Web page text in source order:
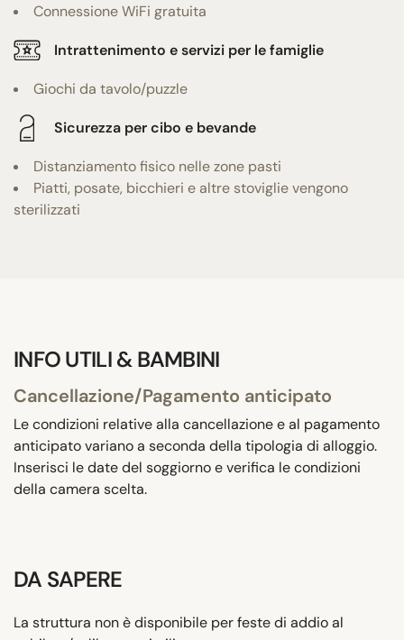
Connessione WiFi gratuita
Intrattenimento e servizi per le famiglie
Giochi da tavolo/puzzle
Sicurezza per cibo e bevande
Distanziamento fisico nelle zone pasti
Piatti, posate, bicchieri e altre stoviglie vengono
sterilizzati
INFO UTILI & BAMBINI
Cancellazione/Pagamento anticipato
Le condizioni relative alla cancellazione e al pagamento
anticipato variano a seconda della tipologia di alloggio.
Inserisci le date del soggiorno e verifica le condizioni
della camera scelta.
DA SAPERE
La struttura non è disponibile per feste di addio al